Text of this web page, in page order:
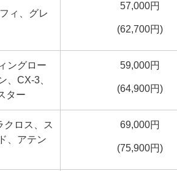
ィ、グレ
57,000円
(62,700円)
ングロー
、CX-3、
ター
59,000円
(64,900円)
クロス、ス
、アテン
69,000円
(75,900円)